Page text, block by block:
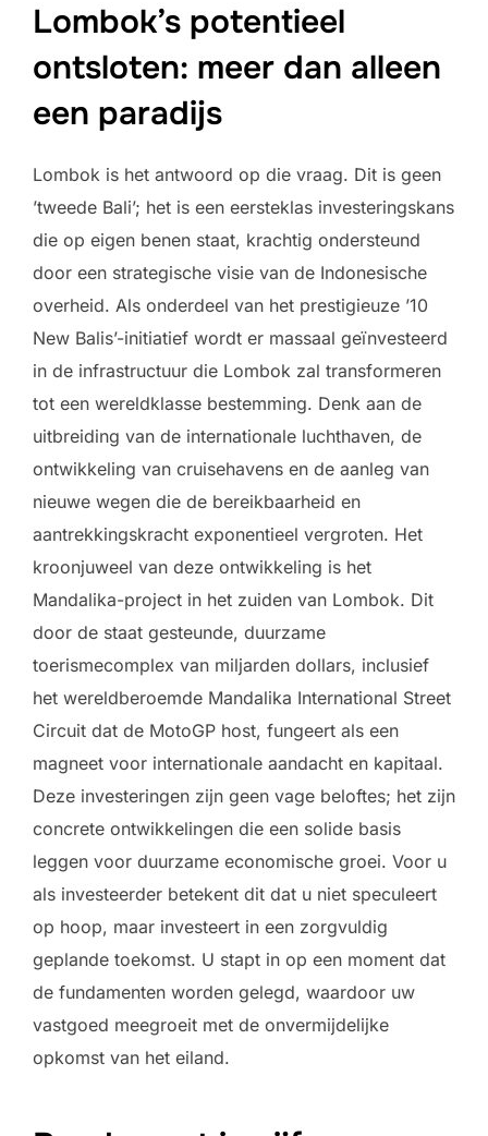
Lombok’s potentieel
ontsloten: meer dan alleen
een paradijs
Lombok is het antwoord op die vraag. Dit is geen
’tweede Bali’; het is een eersteklas investeringskans
die op eigen benen staat, krachtig ondersteund
door een strategische visie van de Indonesische
overheid. Als onderdeel van het prestigieuze ’10
New Balis’-initiatief wordt er massaal geïnvesteerd
in de infrastructuur die Lombok zal transformeren
tot een wereldklasse bestemming. Denk aan de
uitbreiding van de internationale luchthaven, de
ontwikkeling van cruisehavens en de aanleg van
nieuwe wegen die de bereikbaarheid en
aantrekkingskracht exponentieel vergroten. Het
kroonjuweel van deze ontwikkeling is het
Mandalika-project in het zuiden van Lombok. Dit
door de staat gesteunde, duurzame
toerismecomplex van miljarden dollars, inclusief
het wereldberoemde Mandalika International Street
Circuit dat de MotoGP host, fungeert als een
magneet voor internationale aandacht en kapitaal.
Deze investeringen zijn geen vage beloftes; het zijn
concrete ontwikkelingen die een solide basis
leggen voor duurzame economische groei. Voor u
als investeerder betekent dit dat u niet speculeert
op hoop, maar investeert in een zorgvuldig
geplande toekomst. U stapt in op een moment dat
de fundamenten worden gelegd, waardoor uw
vastgoed meegroeit met de onvermijdelijke
opkomst van het eiland.